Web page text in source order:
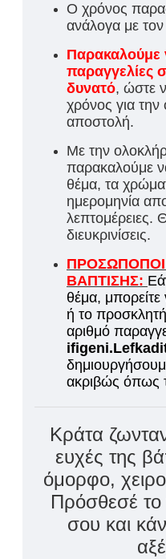
Ο χρόνος
ανάλογα με
Παρακαλούμε
παραγγελίες
δυνατό, ώστε
χρόνος για
αποστολή.
Με την
παρακαλούμε
θέμα, τα
ημερομηνία
λεπτομέρειες.
διευκρινίσεις.
ΒΑΠΤΙΣΗΣ:
θέμα, μπορείτε
ή το
αριθμό
ακριβώς όπως
Κράτα
ευχές της
όμορφο,
Πρόσθεσέ το
σου και